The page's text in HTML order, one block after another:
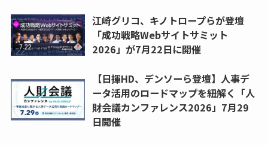
江崎グリコ、キノトロープらが登壇
「成功戦略Webサイトサミット
2026」が7月22日に開催
【日揮HD、デンソーら登壇】人事デ
ータ活用のロードマップを紐解く「人
財会議カンファレンス2026」7月29
日開催